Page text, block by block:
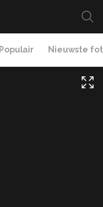
Populair Nieuwste